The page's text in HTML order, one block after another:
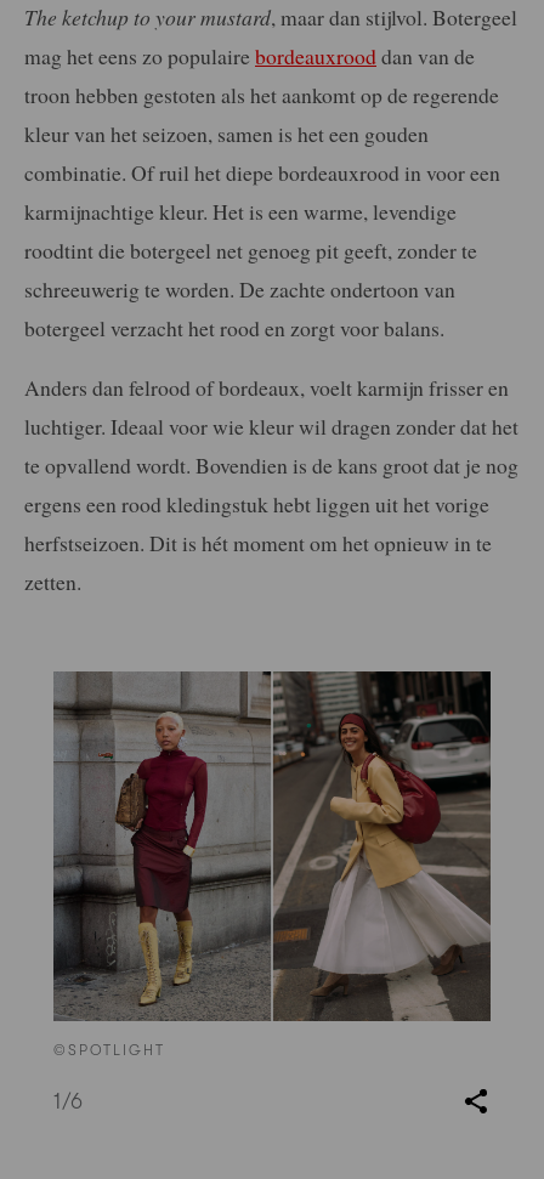
The ketchup to your mustard, maar dan stijlvol. Botergeel
mag het eens zo populaire bordeauxrooddan van de
troon hebben gestoten als het aankomt op de regerende
kleur van het seizoen, samen is het een gouden
combinatie. Of ruil het diepe bordeauxrood in voor een
karmijnachtige kleur. Het is een warme, levendige
roodtint die botergeel net genoeg pit geeft, zonder te
schreeuwerig te worden. De zachte ondertoon van
botergeel verzacht het rood en zorgt voor balans.
Anders dan felrood of bordeaux, voelt karmijn frisser en
luchtiger. Ideaal voor wie kleur wil dragen zonder dat het
te opvallend wordt. Bovendien is de kans groot dat je nog
ergens een rood kledingstuk hebt liggen uit het vorige
herfstseizoen. Dit is hét moment om het opnieuw in te
zetten.
©SPOTLIGHT
1/6